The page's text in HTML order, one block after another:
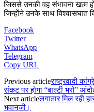
जिससे उनकी वह संभावना खत्म
जिन्होंने उनके साथ विश्वासघात
Facebook
Twitter
WhatsApp
Telegram
Copy URL
Previous articleराष्ट्रवादी
संकट पर होगा “बाल्टी भरो”
Next articleलगातार मिल रही
भवानजी।